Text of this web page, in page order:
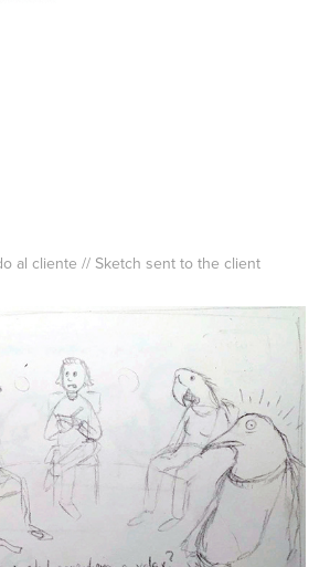
al cliente // Sketch sent to the client